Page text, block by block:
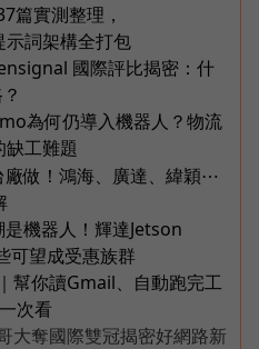
篇實測整理，
詞架構全打包
國際評比揭密：什
為何仍導入機器人？物流
工難題
做！鴻海、廣達、緯穎⋯
機器人！輝達Jetson
可望成受惠族群
幫你讀Gmail、自動跑完工
次看
大奪國際雙冠揭密好網路新